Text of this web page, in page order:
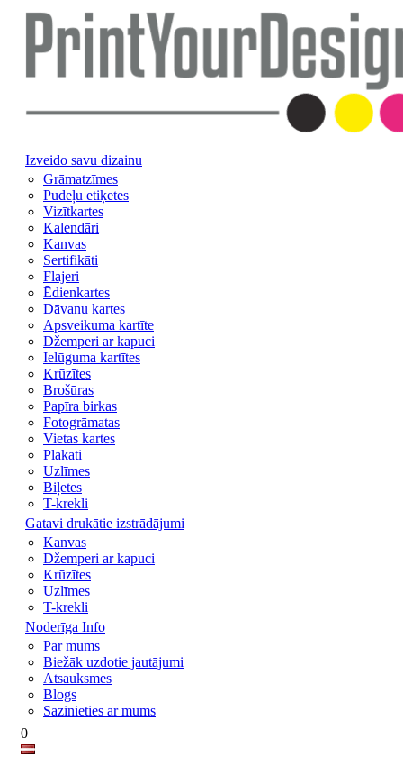
Izveido savu dizainu
Grāmatzīmes
Pudeļu etiķetes
Vizītkartes
Kalendāri
Kanvas
Sertifikāti
Flajeri
Ēdienkartes
Dāvanu kartes
Apsveikuma kartīte
Džemperi ar kapuci
Ielūguma kartītes
Krūzītes
Brošūras
Papīra birkas
Fotogrāmatas
Vietas kartes
Plakāti
Uzlīmes
Biļetes
T-krekli
Gatavi drukātie izstrādājumi
Kanvas
Džemperi ar kapuci
Krūzītes
Uzlīmes
T-krekli
Noderīga Info
Par mums
Biežāk uzdotie jautājumi
Atsauksmes
Blogs
Sazinieties ar mums
0